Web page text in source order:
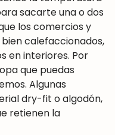
sacarte una o dos
los comercios y
calefaccionados,
en interiores. Por
que puedas
Algunas
dry-fit o algodón,
retienen la